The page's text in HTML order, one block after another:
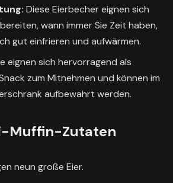
Diese Eierbecher eignen sich
wann immer Sie Zeit haben,
gut einfrieren und aufwärmen.
eignen sich hervorragend als
zum Mitnehmen und können im
aufbewahrt werden.
Muffin-Zutaten
neun große Eier.